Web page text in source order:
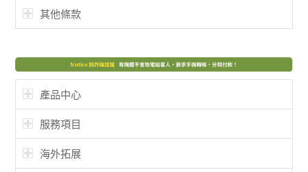
其他條款
產品中心
服務項目
海外拓展